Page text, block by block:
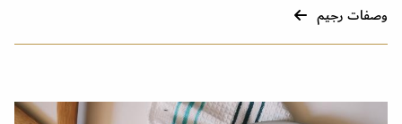
وصفات رجيم